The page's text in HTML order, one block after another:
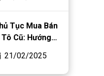
Tục Mua Bán
Tô Cũ: Hướng
21/02/2025